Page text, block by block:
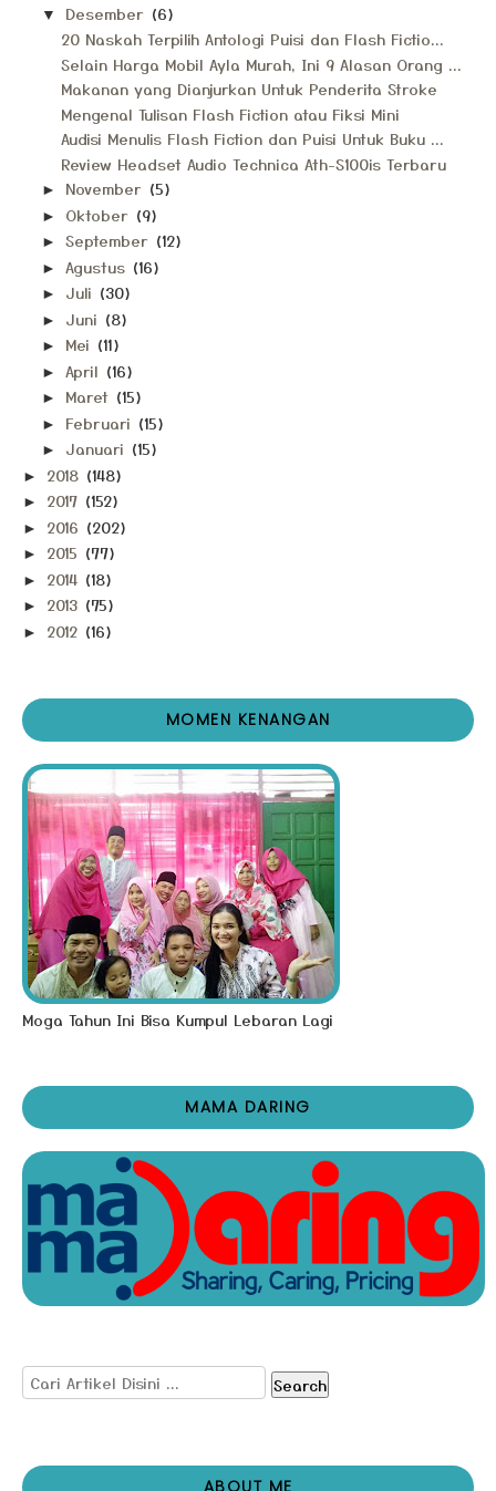
▼ Desember (6)
20 Naskah Terpilih Antologi Puisi dan Flash Fictio...
Selain Harga Mobil Ayla Murah, Ini 9 Alasan Orang ...
Makanan yang Dianjurkan Untuk Penderita Stroke
Mengenal Tulisan Flash Fiction atau Fiksi Mini
Audisi Menulis Flash Fiction dan Puisi Untuk Buku ...
Review Headset Audio Technica Ath-S100is Terbaru
► November (5)
► Oktober (9)
► September (12)
► Agustus (16)
► Juli (30)
► Juni (8)
► Mei (11)
► April (16)
► Maret (15)
► Februari (15)
► Januari (15)
► 2018 (148)
► 2017 (152)
► 2016 (202)
► 2015 (77)
► 2014 (18)
► 2013 (75)
► 2012 (16)
MOMEN KENANGAN
Moga Tahun Ini Bisa Kumpul Lebaran Lagi
MAMA DARING
Search
ABOUT ME